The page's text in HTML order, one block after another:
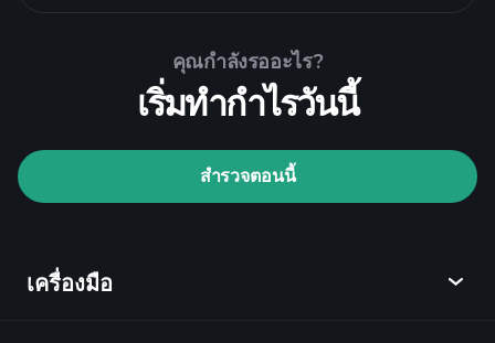
Playtrade Tournaments
โบรกเกอร์ที่แนะนำ
คุณกำลังรออะไร?
เริ่มทำกำไรวันนี้
สำรวจตอนนี้
เครื่องมือ